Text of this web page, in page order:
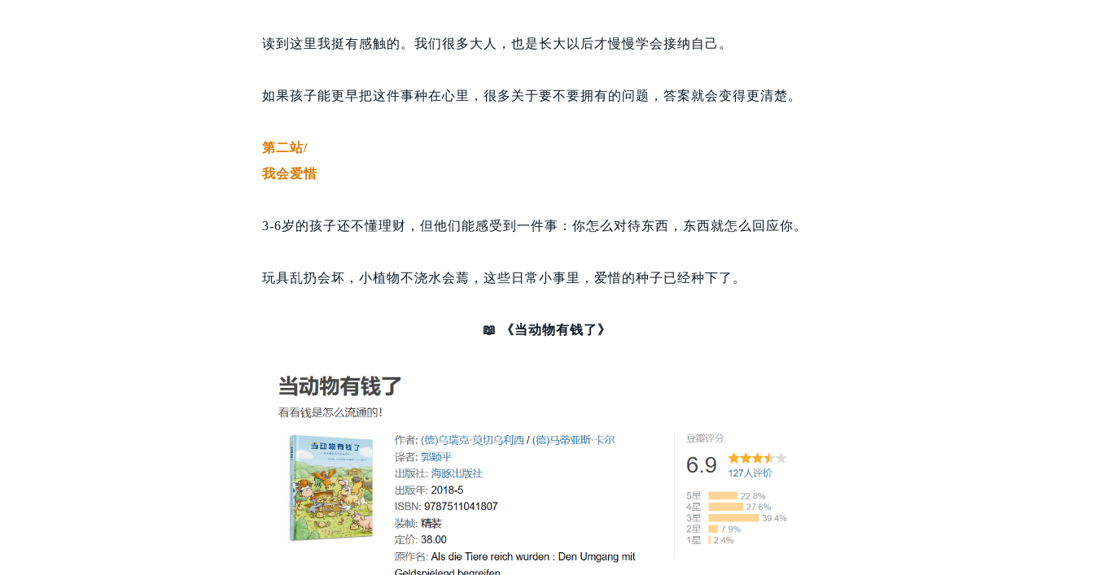
读到这里我挺有感触的。我们很多大人，也是长大以后才慢慢学会接纳自己。
如果孩子能更早把这件事种在心里，很多关于要不要拥有的问题，答案就会变得更清楚。
第二站/
我会爱惜
3-6岁的孩子还不懂理财，但他们能感受到一件事：你怎么对待东西，东西就怎么回应你。
玩具乱扔会坏，小植物不浇水会蔫，这些日常小事里，爱惜的种子已经种下了。
📖 《当动物有钱了》